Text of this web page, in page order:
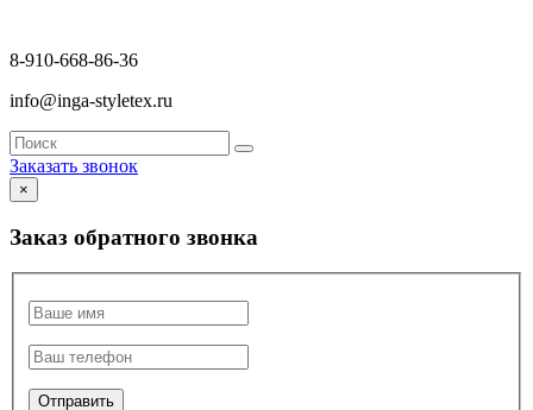
8-910-668-86-36
info@inga-styletex.ru
Заказать звонок
×
Заказ обратного звонка